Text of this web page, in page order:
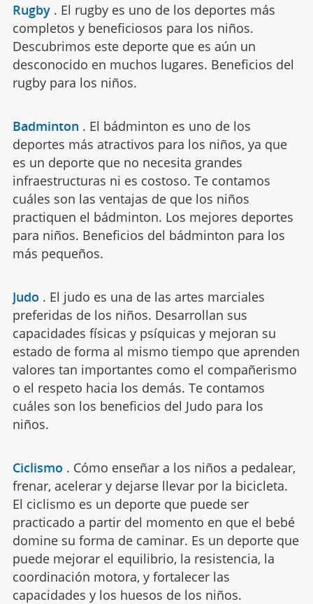
Rugby . El rugby es uno de los deportes más
completos y beneficiosos para los niños.
Descubrimos este deporte que es aún un
desconocido en muchos lugares. Beneficios del
rugby para los niños.
Badminton . El bádminton es uno de los
deportes más atractivos para los niños, ya que
es un deporte que no necesita grandes
infraestructuras ni es costoso. Te contamos
cuáles son las ventajas de que los niños
practiquen el bádminton. Los mejores deportes
para niños. Beneficios del bádminton para los
más pequeños.
Judo . El judo es una de las artes marciales
preferidas de los niños. Desarrollan sus
capacidades físicas y psíquicas y mejoran su
estado de forma al mismo tiempo que aprenden
valores tan importantes como el compañerismo
o el respeto hacia los demás. Te contamos
cuáles son los beneficios del Judo para los
niños.
Ciclismo . Cómo enseñar a los niños a pedalear,
frenar, acelerar y dejarse llevar por la bicicleta.
El ciclismo es un deporte que puede ser
practicado a partir del momento en que el bebé
domine su forma de caminar. Es un deporte que
puede mejorar el equilibrio, la resistencia, la
coordinación motora, y fortalecer las
capacidades y los huesos de los niños.